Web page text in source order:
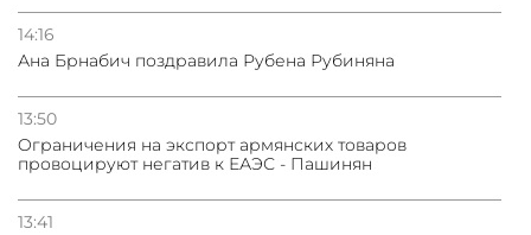
14:16
Ана Брнабич поздравила Рубена Рубиняна
13:50
Oграничения на экспорт армянских товаров
провоцируют негатив к ЕАЭС - Пашинян
13:41